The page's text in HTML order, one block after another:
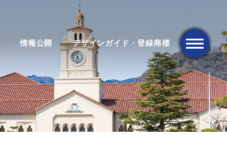
情報公開 デザインガイド・登録商標
メニュー